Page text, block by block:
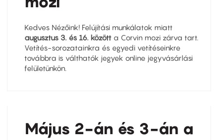
Kedves Nézőink! Felújítási munkálatok miatt
augusztus 3. és 16. között a Corvin mozi zárva tart.
Vetítés-sorozatainkra és egyedi vetítéseinkre
továbbra is válthatók jegyek online jegyvásárlási
felületünkön.
Május 2-án és 3-án a